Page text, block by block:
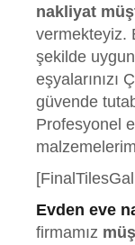
nakliyat
vermekteyiz.
şekilde
eşyalarınızı
güvende
Profesyonel
Evden eve
firmamız